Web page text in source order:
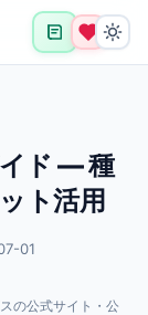
ド — 種
ト活用
01
の公式サイト・公